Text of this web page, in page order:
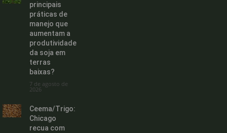
principais
práticas de
manejo que
aumentam a
produtividade
da soja em
terras
baixas?
7 de agosto de
2026
Ceema/Trigo:
Chicago
recua com